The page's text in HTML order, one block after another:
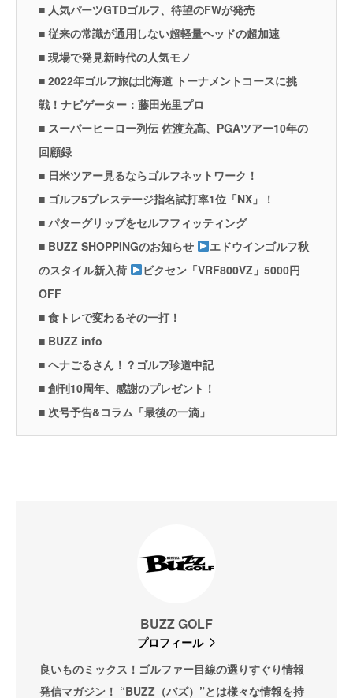
■ 人気パーツGTDゴルフ、待望のFWが発売
■ 従来の常識が通用しない超軽量ヘッドの超加速
■ 現場で発見新時代の人気モノ
■ 2022年ゴルフ旅は北海道 トーナメントコースに挑
戦！ナビゲーター：藤田光里プロ
■ スーパーヒーロー列伝 佐渡充高、PGAツアー10年の
回顧録
■ 日米ツアー見るならゴルフネットワーク！
■ ゴルフ5プレステージ指名試打率1位「NX」！
■ パターグリップをセルフフィッティング
■ BUZZ SHOPPINGのお知らせ
エドウインゴルフ秋
のスタイル新入荷
ビクセン「VRF800VZ」5000円
OFF
■ 食トレで変わるその一打！
■ BUZZ info
■ ヘナごるさん！？ゴルフ珍道中記
■ 創刊10周年、感謝のプレゼント！
■ 次号予告&コラム「最後の一滴」
BUZZ GOLF
プロフィール
良いものミックス！ゴルファー目線の選りすぐり情報
発信マガジン！ “BUZZ（バズ）”とは様々な情報を持